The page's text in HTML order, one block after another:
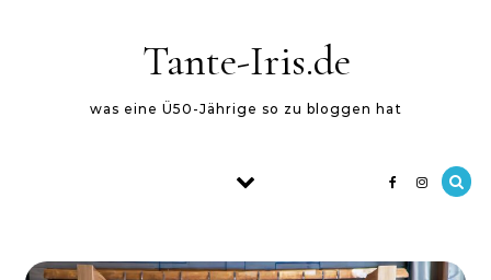
Tante-Iris.de
was eine Ü50-Jährige so zu bloggen hat